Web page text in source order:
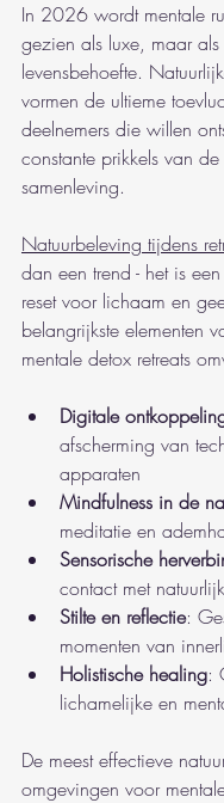
In 2026 wordt mentale
gezien als luxe, maar als
levensbehoefte.
vormen de ultieme
deelnemers die willen
constante prikkels van
samenleving.
Natuurbeleving tijdens
dan een trend - het is
reset voor lichaam en
belangrijkste elementen
mentale detox retreats
Digitale
afscherming van
apparaten
Mindfulness in de
meditatie en
Sensorische
contact met
Stilte en reflectie:
momenten van
Holistische healing:
lichamelijke en
De meest effectieve
omgevingen voor